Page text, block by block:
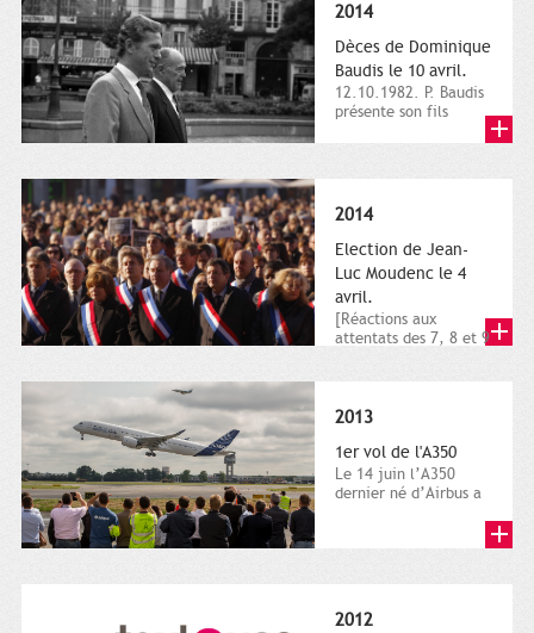
2014
Dèces de Dominique
Baudis le 10 avril.
12.10.1982. P. Baudis
présente son fils
2014
Election de Jean-
Luc Moudenc le 4
avril.
[Réactions aux
attentats des 7, 8 et 9
2013
1er vol de l'A350
Le 14 juin l’A350
dernier né d’Airbus a
2012